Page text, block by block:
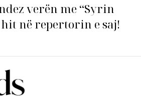
verën me “Syrin
në repertorin e saj!